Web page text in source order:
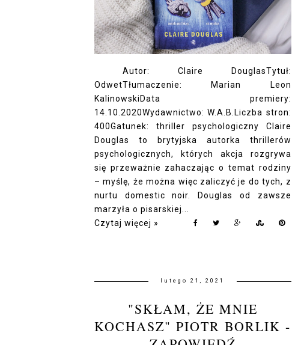
Autor: Claire DouglasTytuł:
OdwetTłumaczenie: Marian Leon
KalinowskiData premiery:
14.10.2020Wydawnictwo: W.A.B.Liczba stron:
400Gatunek: thriller psychologiczny Claire
Douglas to brytyjska autorka thrillerów
psychologicznych, których akcja rozgrywa
się przeważnie zahaczając o temat rodziny
– myślę, że można więc zaliczyć je do tych, z
nurtu domestic noir. Douglas od zawsze
marzyła o pisarskiej...
Czytaj więcej »
lutego 21, 2021
"SKŁAM, ŻE MNIE
KOCHASZ" PIOTR BORLIK -